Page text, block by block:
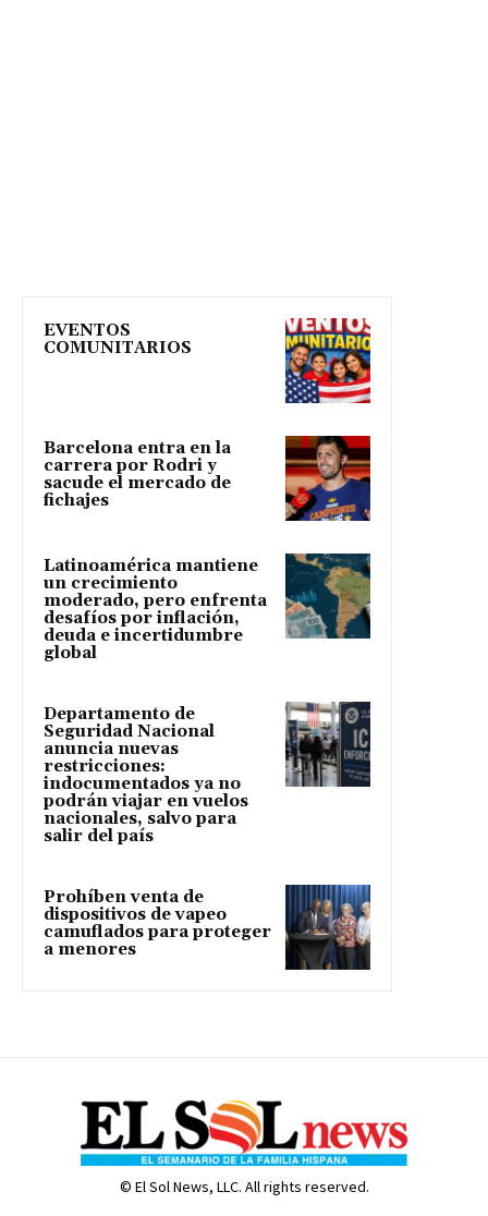
EVENTOS
COMUNITARIOS
Barcelona entra en la
carrera por Rodri y
sacude el mercado de
fichajes
Latinoamérica mantiene
un crecimiento
moderado, pero enfrenta
desafíos por inflación,
deuda e incertidumbre
global
Departamento de
Seguridad Nacional
anuncia nuevas
restricciones:
indocumentados ya no
podrán viajar en vuelos
nacionales, salvo para
salir del país
Prohíben venta de
dispositivos de vapeo
camuflados para proteger
a menores
© El Sol News, LLC. All rights reserved.